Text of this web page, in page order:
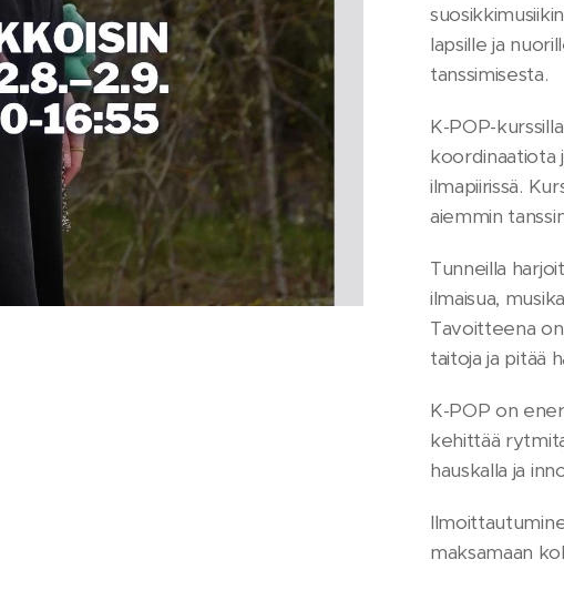
lapsille ja
tanssimisesta.
K-POP-
koordinaatiota
ilmapiirissä.
aiemmin
Tunneilla
ilmaisua,
Tavoitteena
taitoja ja pitää
K-POP on
kehittää
hauskalla ja
maksamaan